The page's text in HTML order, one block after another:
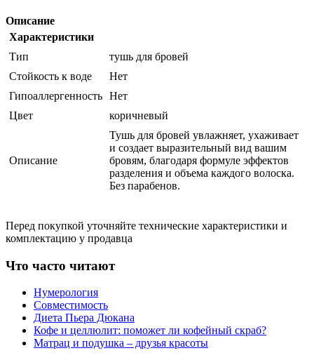
Описание
Характеристики
Тип
тушь для бровей
Стойкость к воде
Нет
Гипоаллергенность Нет
Цвет
коричневый
Описание
Тушь для бровей увлажняет, ухаживает
и создает выразительный вид вашим
бровям, благодаря формуле эффектов
разделения и объема каждого волоска.
Без парабенов.
Перед покупкой уточняйте технические характеристики и
комплектацию у продавца
Что часто читают
Нумерология
Совместимость
Диета Пьера Дюкана
Кофе и целлюлит: поможет ли кофейный скраб?
Матрац и подушка – друзья красоты